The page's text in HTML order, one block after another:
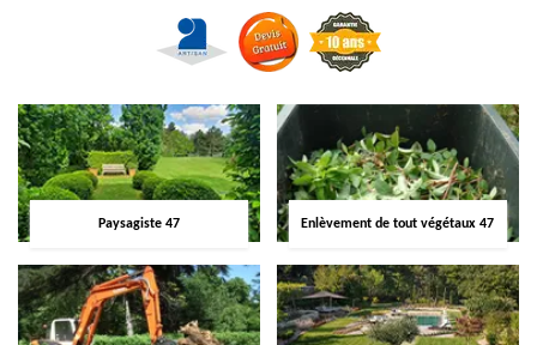
Paysagiste 47 Enlèvement de tout végétaux 47